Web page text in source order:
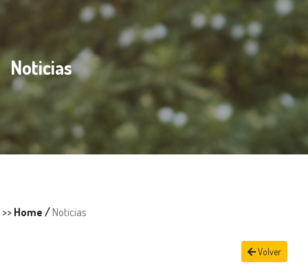
Noticias
>> Home / Noticias
Volver